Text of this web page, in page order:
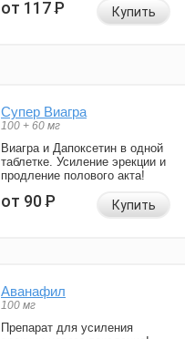
от 117Р Купить
Супер Виагра
100 + 60 мг
Виагра и Дапоксетин в одной
таблетке. Усиление эрекции и
продление полового акта!
от 90Р Купить
Аванафил
100 мг
Препарат для усиления